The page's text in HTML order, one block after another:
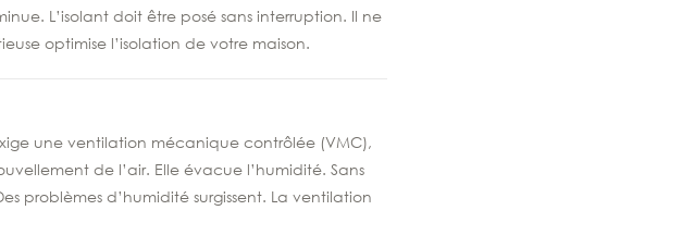
L’isolant doit être posé sans interruption. Il ne
optimise l’isolation de votre maison.
une ventilation mécanique contrôlée (VMC),
de l’air. Elle évacue l’humidité. Sans
problèmes d’humidité surgissent. La ventilation